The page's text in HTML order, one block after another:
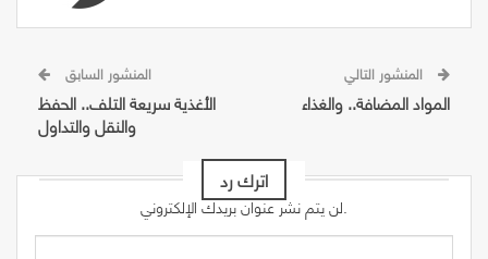
المنشور السابق
الأغذية سريعة التلف.. الحفظ
والنقل والتداول
المواد المضافة.. والغذاء
اترك رد
لن يتم نشر عنوان بريدك الإلكتروني.